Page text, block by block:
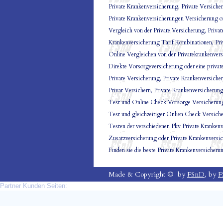
Private Krankenversicherung, Private
Private Krankenversicherungen
Vergleich von der Private Versicherung,
Krankenversicherung Tarif Kombinationen,
Online Vergleichen von der
Direkte Vorsorgeversicherung oder eine
Private Versicherung, Private
Privat Versichern, Private
Test und Online Check Vorsorge
Test und gleichzeitiger Onlien Check
Testen der verschiedenen Pkv Private
Zusatzversicherung oder Private
Finden sie die beste Private
Made & Copyright © by FSnD, by
Partner Kunden Seiten: